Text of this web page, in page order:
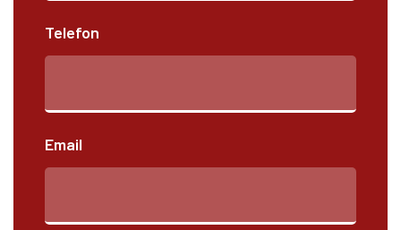
Telefon
Email